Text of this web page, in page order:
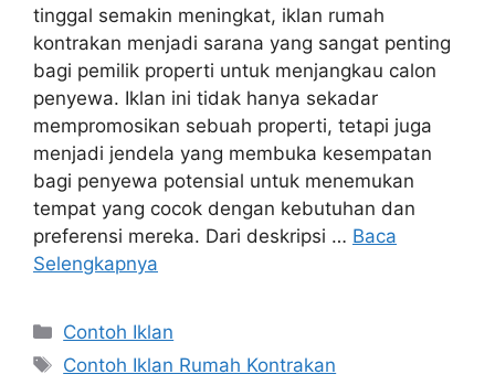
tinggal semakin meningkat, iklan rumah
kontrakan menjadi sarana yang sangat penting
bagi pemilik properti untuk menjangkau calon
penyewa. Iklan ini tidak hanya sekadar
mempromosikan sebuah properti, tetapi juga
menjadi jendela yang membuka kesempatan
bagi penyewa potensial untuk menemukan
tempat yang cocok dengan kebutuhan dan
preferensi mereka. Dari deskripsi … Baca
Selengkapnya
Contoh Iklan
Contoh Iklan Rumah Kontrakan